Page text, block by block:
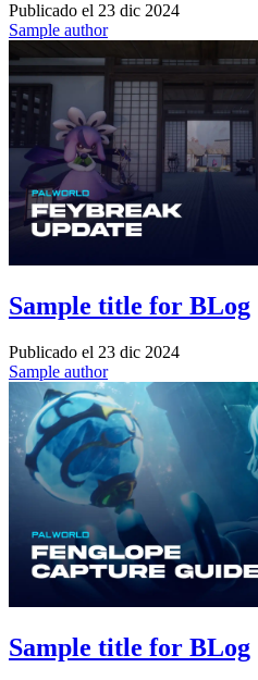
Publicado el 23 dic 2024
Sample author
Sample title for BLog
Publicado el 23 dic 2024
Sample author
Sample title for BLog